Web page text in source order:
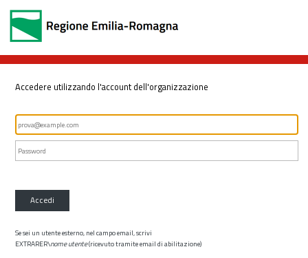
Accedere utilizzando l'account dell'organizzazione
Accedi
Se sei un utente esterno, nel campo email, scrivi
EXTRARER\nome utente(ricevuto tramite email di abilitazione)